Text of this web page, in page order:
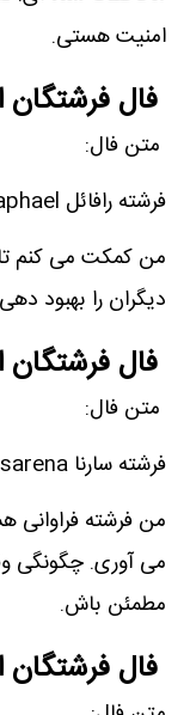
امنیت هستی.
فال فرشتگان
متن فال:
فرشته رافائل Raphael
من کمکت می کنم تا
دیگران را بهبود
فال فرشتگان
متن فال:
فرشته سارنا sarena
من فرشته فراوانی
می آوری. چگونگی
مطمئن باش.
فال فرشتگان